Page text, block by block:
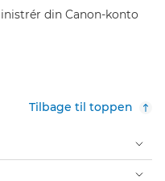
din Canon-konto
Tilbage til toppen